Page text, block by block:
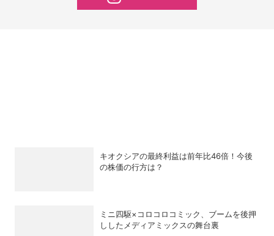
キオクシアの最終利益は前年比46倍！今後
の株価の行方は？
ミニ四駆×コロコロコミック、ブームを後押
ししたメディアミックスの舞台裏